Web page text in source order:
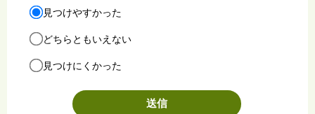
見つけやすかった
どちらともいえない
見つけにくかった